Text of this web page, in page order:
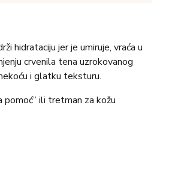
hidrataciju jer je umiruje, vraća u
crvenila tena uzrokovanog
i glatku teksturu.
pomoć” ili tretman za kožu